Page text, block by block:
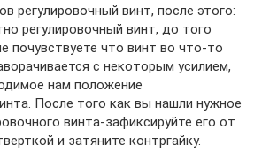
регулировочный винт, после этого:
регулировочный винт, до того
почувствуете что винт во что-то
с некоторым усилием,
нам положение
После того как вы нашли нужное
винта-зафиксируйте его от
и затяните контргайку.